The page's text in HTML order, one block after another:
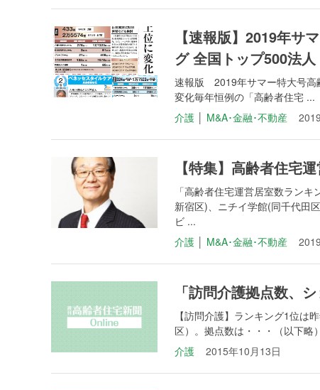
【速報版】2019年
グ 全国トップ500法人
速報版 2019年サマー特大号高
変化毎年恒例の「高齢者住宅 ...
介護
M&A･金融･不動産
【特集】高齢者住宅
「高齢者住宅運営居室数ラン
新宿区)、ニチイ学館(同千代田
ビ ...
介護
M&A･金融･不動産
「訪問介護拠点数、
【訪問介護】ランキング1位は
区）。拠点数は・・・（以下略
介護
2015年10月13日